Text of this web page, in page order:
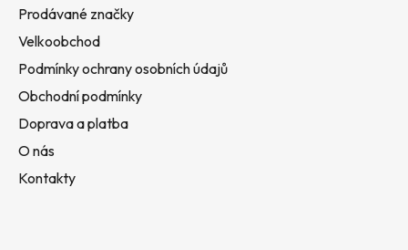
Prodávané značky
Velkoobchod
Podmínky ochrany osobních údajů
Obchodní podmínky
Doprava a platba
O nás
Kontakty